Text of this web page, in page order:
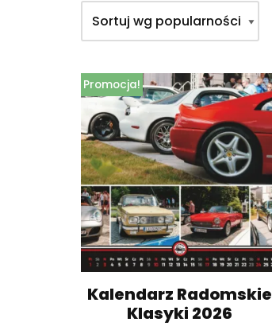
Promocja!
Kalendarz Radomskie
Klasyki 2026